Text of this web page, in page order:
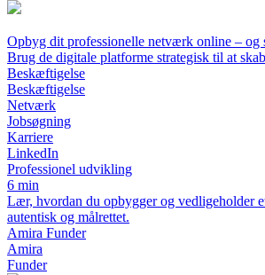
Opbyg dit professionelle netværk online – og
Brug de digitale platforme strategisk til at
Beskæftigelse
Beskæftigelse
Netværk
Jobsøgning
Karriere
LinkedIn
Professionel udvikling
6 min
Lær, hvordan du opbygger og vedligeholder
autentisk og målrettet.
Amira Funder
Amira
Funder